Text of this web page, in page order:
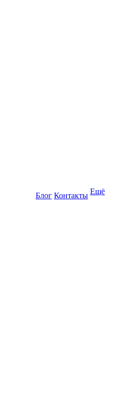
Блог Контакты Ещё